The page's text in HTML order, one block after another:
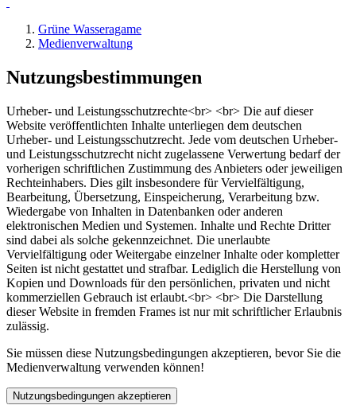
Grüne Wasseragame
Medienverwaltung
Nutzungsbestimmungen
Urheber- und Leistungsschutzrechte<br> <br> Die auf dieser
Website veröffentlichten Inhalte unterliegen dem deutschen
Urheber- und Leistungsschutzrecht. Jede vom deutschen Urheber-
und Leistungsschutzrecht nicht zugelassene Verwertung bedarf der
vorherigen schriftlichen Zustimmung des Anbieters oder jeweiligen
Rechteinhabers. Dies gilt insbesondere für Vervielfältigung,
Bearbeitung, Übersetzung, Einspeicherung, Verarbeitung bzw.
Wiedergabe von Inhalten in Datenbanken oder anderen
elektronischen Medien und Systemen. Inhalte und Rechte Dritter
sind dabei als solche gekennzeichnet. Die unerlaubte
Vervielfältigung oder Weitergabe einzelner Inhalte oder kompletter
Seiten ist nicht gestattet und strafbar. Lediglich die Herstellung von
Kopien und Downloads für den persönlichen, privaten und nicht
kommerziellen Gebrauch ist erlaubt.<br> <br> Die Darstellung
dieser Website in fremden Frames ist nur mit schriftlicher Erlaubnis
zulässig.
Sie müssen diese Nutzungsbedingungen akzeptieren, bevor Sie die
Medienverwaltung verwenden können!